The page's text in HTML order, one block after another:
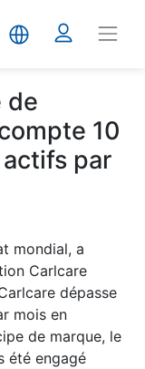
de
10
par
mondial, a
Carlcare
dépasse
mois en
de marque, le
été engagé